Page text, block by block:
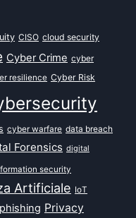
CISO cloud security
Cyber Crime cyber
resilience Cyber Risk
cyber warfare data breach
Forensics digital
security
Artificiale IoT
phishing Privacy